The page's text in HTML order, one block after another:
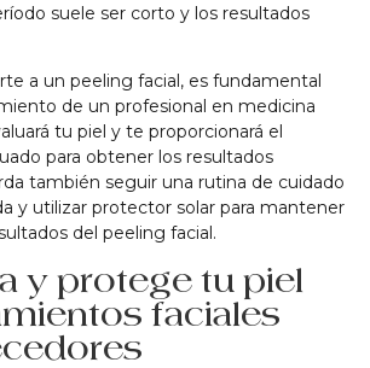
suele ser corto y los resultados
a un peeling facial, es fundamental
de un profesional en medicina
tu piel y te proporcionará el
para obtener los resultados
también seguir una rutina de cuidado
y utilizar protector solar para mantener
del peeling facial.
y protege tu piel
faciales